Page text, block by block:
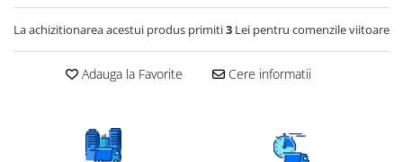
Cartuse diverse
Cartuse atipice
Lampi UV de schimb
La achizitionarea acestui produs primiti3 Lei pentru comenzile viitoare
Adauga la Favorite Cere informatii